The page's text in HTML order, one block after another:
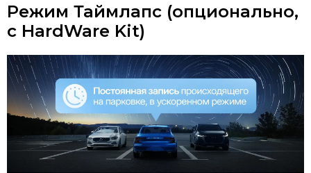
Режим Таймлапс (опционально,
c HardWare Kit)